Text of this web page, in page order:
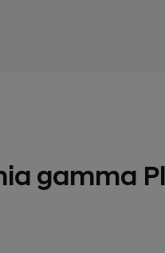
gamma